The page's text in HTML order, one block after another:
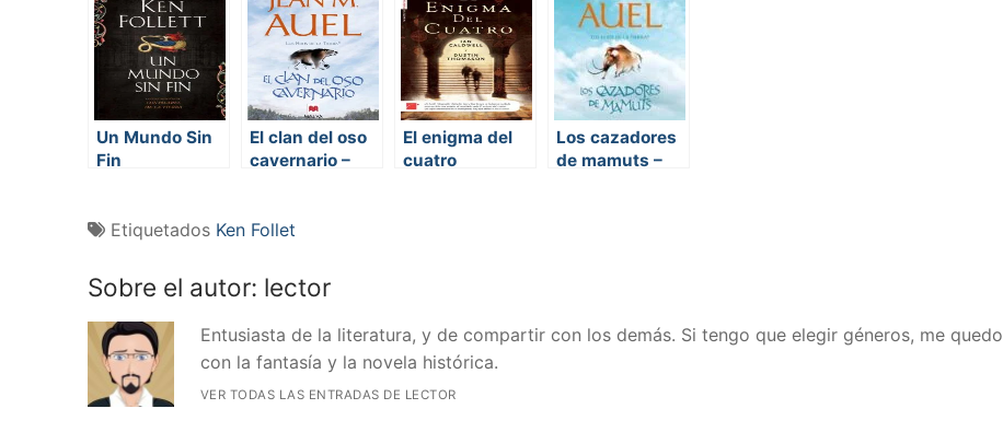
Un Mundo Sin
Fin
El clan del oso
cavernario –
El enigma del
cuatro
Los cazadores
de mamuts –
Etiquetados Ken Follet
Sobre el autor: lector
Entusiasta de la literatura, y de compartir con los demás. Si tengo que elegir géneros, me quedo
con la fantasía y la novela histórica.
VER TODAS LAS ENTRADAS DE LECTOR